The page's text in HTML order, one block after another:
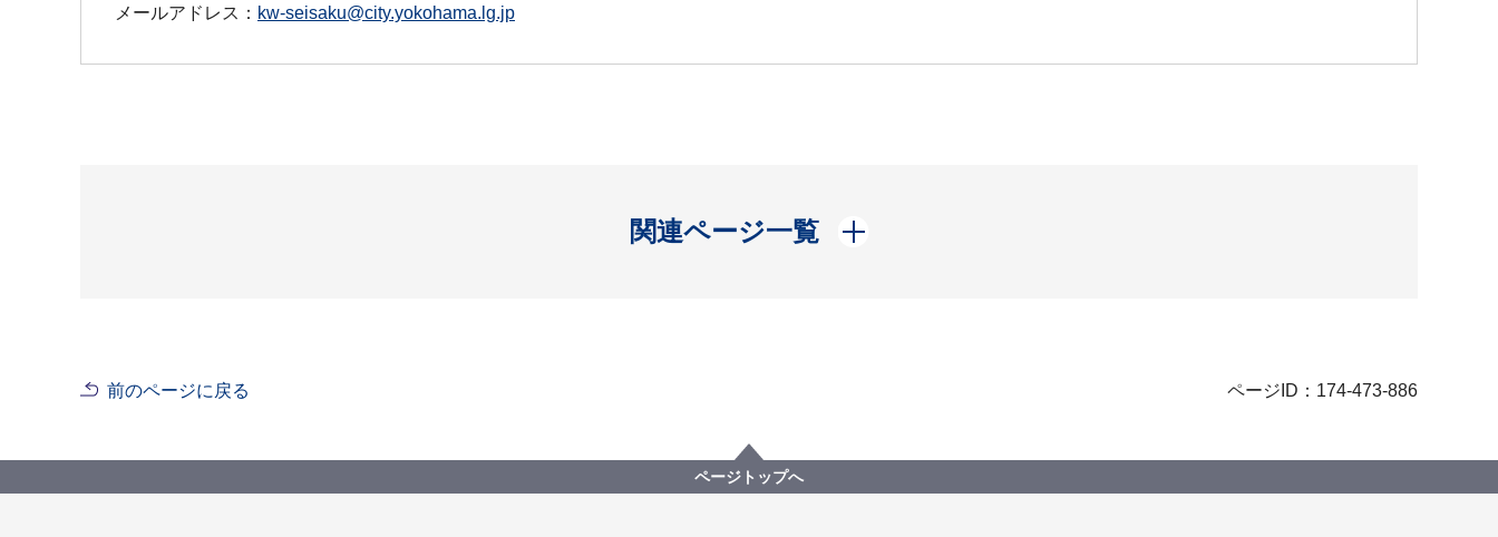
メールアドレス： kw-seisaku@city.yokohama.lg.jp
関連ページ一覧
開く
前のページに戻る ページID：174-473-886
ページトップへ